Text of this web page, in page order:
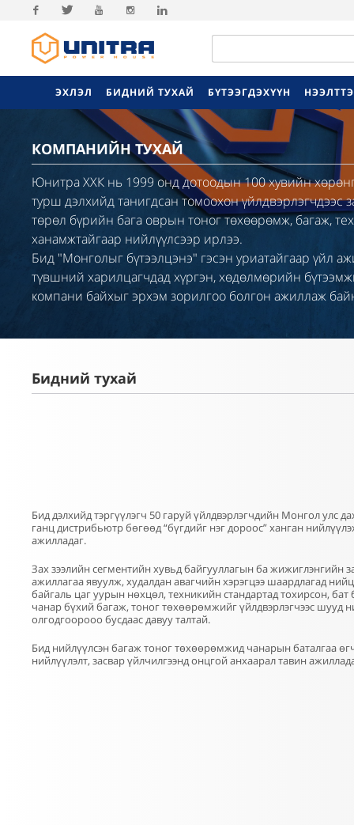
Facebook
ЭХЛЭЛ БИДНИЙ ТУХАЙ БҮТЭЭГДЭХҮҮН
КОМПАНИЙН ТУХАЙ
Юнитра ХХК нь 1999 онд дотоодын 100 хувийн
турш дэлхийд танигдсан томоохон үйлдвэрлэгчдээс
төрөл бүрийн бага оврын тоног төхөөрөмж, багаж,
ханамжтайгаар нийлүүлсээр ирлээ.
Бид "Монголыг бүтээлцэнэ" гэсэн уриатайгаар үйл
түвшний харилцагчдад хүргэн, хөдөлмөрийн
компани байхыг эрхэм зорилгоо болгон ажиллаж
Бидний тухай
Бид дэлхийд тэргүүлэгч 50 гаруй үйлдвэрлэгчдийн Монгол улс
ганц дистрибьютр бөгөөд “бүгдийг нэг дороос” ханган
ажилладаг.
Зах зээлийн сегментийн хувьд байгууллагын ба жижиглэнгийн
ажиллагаа явуулж, худалдан авагчийн хэрэгцээ шаардлагад
байгаль цаг уурын нөхцөл, техникийн стандартад тохирсон, бат
чанар бүхий багаж, тоног төхөөрөмжийг үйлдвэрлэгчээс шууд
олгодгоорооо бусдаас давуу талтай.
Бид нийлүүлсэн багаж тоног төхөөрөмжид чанарын баталгаа
нийлүүлэлт, засвар үйлчилгээнд онцгой анхаарал тавин